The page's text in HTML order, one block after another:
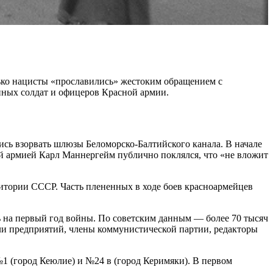
нацисты «прославились» жестоким обращением с
солдат и офицеров Красной армии.
взорвать шлюзы Беломорско-Балтийского канала. В начале
Карл Маннергейм публично поклялся, что «не вложит
СССР. Часть плененных в ходе боев красноармейцев
на первый год войны. По советским данным — более 70 тысяч
члены коммунистической партии, редакторы
(город Кеюлие) и №24 в (город Керимяки). В первом